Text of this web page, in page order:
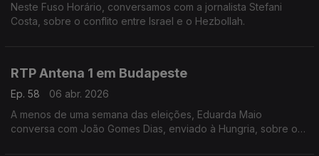
Neste Fuso Horário, conversamos com a jornalista Stefani
Costa, sobre o conflito entre Israel e o Hezbollah.
RTP Antena 1 em Budapeste
Ep. 58
06 abr. 2026
A menos de uma semana das eleições, Eduarda Maio
conversa com João Gomes Dias, enviado à Hungria, sobre os